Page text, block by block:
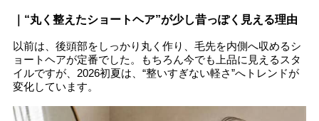
｜“丸く整えたショートヘア”が少し昔っぽく見える理由
以前は、後頭部をしっかり丸く作り、毛先を内側へ収めるシ
ョートヘアが定番でした。もちろん今でも上品に見えるスタ
イルですが、2026初夏は、“整いすぎない軽さ”へトレンドが
変化しています。